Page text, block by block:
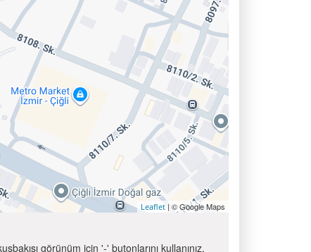
Leaflet | © Google Maps
görünüm için '-' butonlarını kullanınız.